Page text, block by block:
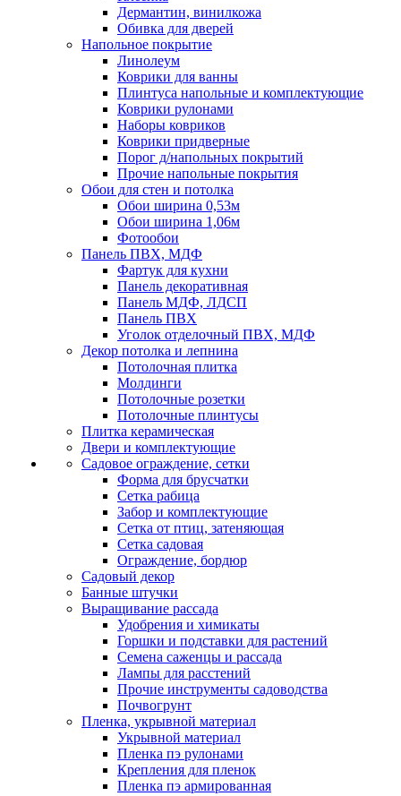
Дермантин, винилкожа
Обивка для дверей
Напольное покрытие
Линолеум
Коврики для ванны
Плинтуса напольные и комплектующие
Коврики рулонами
Наборы ковриков
Коврики придверные
Порог д/напольных покрытий
Прочие напольные покрытия
Обои для стен и потолка
Обои ширина 0,53м
Обои ширина 1,06м
Фотообои
Панель ПВХ, МДФ
Фартук для кухни
Панель декоративная
Панель МДФ, ЛДСП
Панель ПВХ
Уголок отделочный ПВХ, МДФ
Декор потолка и лепнина
Потолочная плитка
Молдинги
Потолочные розетки
Потолочные плинтусы
Плитка керамическая
Двери и комплектующие
Садовое ограждение, сетки
Форма для брусчатки
Сетка рабица
Забор и комплектующие
Сетка от птиц, затеняющая
Сетка садовая
Ограждение, бордюр
Садовый декор
Банные штучки
Выращивание рассада
Удобрения и химикаты
Горшки и подставки для растений
Семена саженцы и рассада
Лампы для расстений
Прочие инструменты садоводства
Почвогрунт
Пленка, укрывной материал
Укрывной материал
Пленка пэ рулонами
Крепления для пленок
Пленка пэ армированная